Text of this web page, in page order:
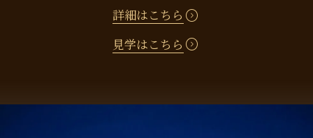
詳細はこちら expand_circle_right
見学はこちら expand_circle_right